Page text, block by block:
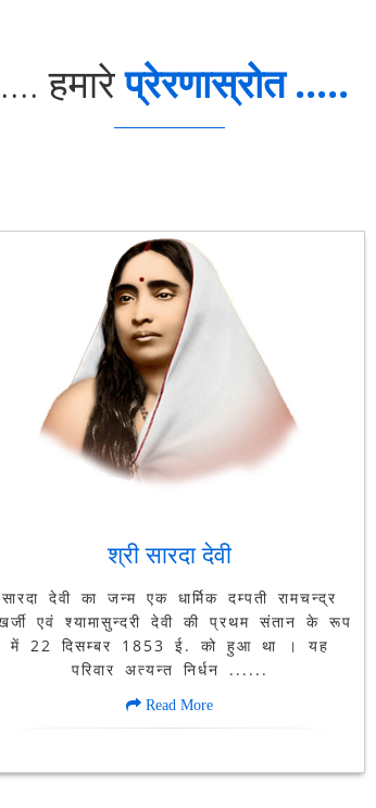
हमारेप्रेरणास्रोत .....
श्री सारदा देवी
सारदा देवी का जन्म एक धार्मिक दम्पती रामचन्द्र
एवं श्यामासुन्दरी देवी की प्रथम संतान के रूप
में 22 दिसम्बर 1853 ई. को हुआ था । यह
परिवार अत्यन्त निर्धन ......
Read More